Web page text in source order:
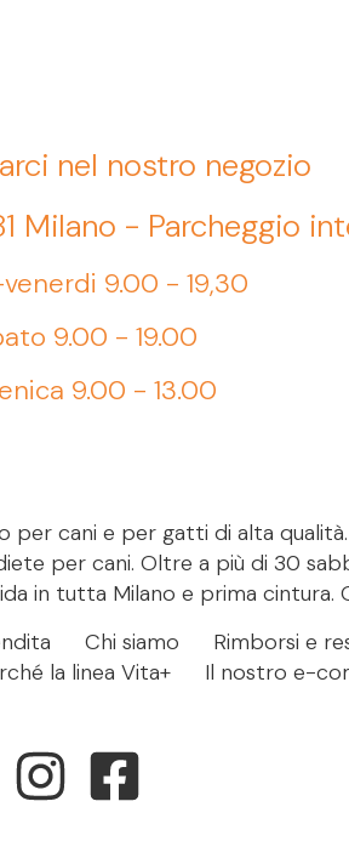
nel nostro negozio
Milano - Parcheggio
9.00 - 19,30
9.00 - 19.00
9.00 - 13.00
per cani e per gatti di alta
per cani. Oltre a più di 30
in tutta Milano e prima cintura.
Chi siamo Rimborsi e
la linea Vita+ Il nostro e-